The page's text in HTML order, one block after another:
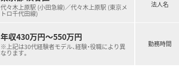
代々木上原駅 (小田急線)／代々木上原駅 (東京メ
トロ千代田線)
年収430万円～550万円
※上記は30代経験者モデル、経験・役職により異
なります。
法人名
勤務時間